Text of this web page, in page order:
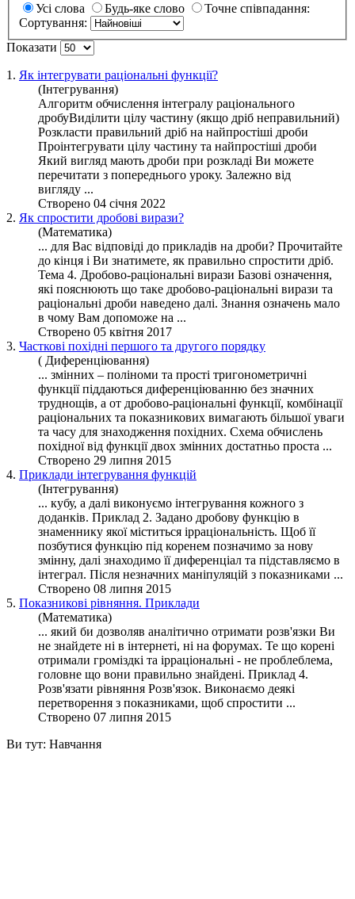
Усі слова
Будь-яке слово
Точне співпадання:
Сортування:
Показати
1. Як інтегрувати раціональні функції?
(Інтегрування)
Алгоритм обчислення інтегралу раціонального
дробуВиділити цілу частину (якщо дріб неправильний)
Розкласти правильний дріб на найпростіші дроби
Проінтегрувати цілу частину та найпростіші дроби
Який вигляд мають дроби при розкладі Ви можете
перечитати з попереднього уроку. Залежно від
вигляду ...
Створено 04 січня 2022
2. Як спростити дробові вирази?
(Математика)
... для Вас відповіді до прикладів на дроби? Прочитайте
до кінця і Ви знатимете, як правильно спростити дріб.
Тема 4. Дробово-раціональні вирази Базові означення,
які пояснюють що таке дробово-раціональні вирази та
раціональні дроби наведено далі. Знання означень мало
в чому Вам допоможе на ...
Створено 05 квітня 2017
3. Часткові похідні першого та другого порядку
( Диференціювання)
... змінних – поліноми та прості тригонометричні
функції піддаються диференціюванню без значних
труднощів, а от дробово-раціональні функції, комбінації
раціональних та показникових вимагають більшої уваги
та часу для знаходження похідних. Схема обчислень
похідної від функції двох змінних достатньо проста ...
Створено 29 липня 2015
4. Приклади інтегрування функцій
(Інтегрування)
... кубу, а далі виконуємо інтегрування кожного з
доданків. Приклад 2. Задано дробову функцію в
знаменнику якої міститься ірраціональність. Щоб її
позбутися функцію під коренем позначимо за нову
змінну, далі знаходимо її диференціал та підставляємо в
інтеграл. Після незначних маніпуляцій з показниками ...
Створено 08 липня 2015
5. Показникові рівняння. Приклади
(Математика)
... який би дозволяв аналітично отримати розв'язки Ви
не знайдете ні в інтернеті, ні на форумах. Те що корені
отримали громіздкі та ірраціональні - не проблеблема,
головне що вони правильно знайдені. Приклад 4.
Розв'язати рівняння Розв'язок. Виконаємо деякі
перетворення з показниками, щоб спростити ...
Створено 07 липня 2015
Ви тут: Навчання